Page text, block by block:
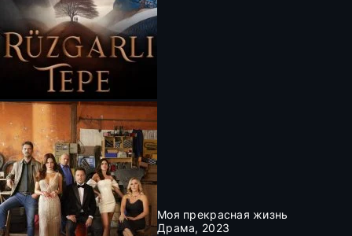
Моя прекрасная жизнь
Драма, 2023